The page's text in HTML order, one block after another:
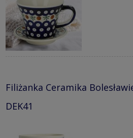
Filiżanka Ceramika
DEK41